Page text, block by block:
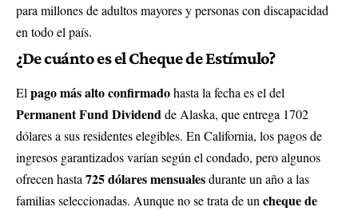
para millones de adultos mayores y personas con discapacidad
en todo el país.
¿De cuánto es el Cheque de Estímulo?
El pago más alto confirmadohasta la fecha es el del
Permanent Fund Dividendde Alaska, que entrega 1702
dólares a sus residentes elegibles. En California, los pagos de
ingresos garantizados varían según el condado, pero algunos
ofrecen hasta 725 dólares mensualesdurante un año a las
familias seleccionadas. Aunque no se trata de un cheque de